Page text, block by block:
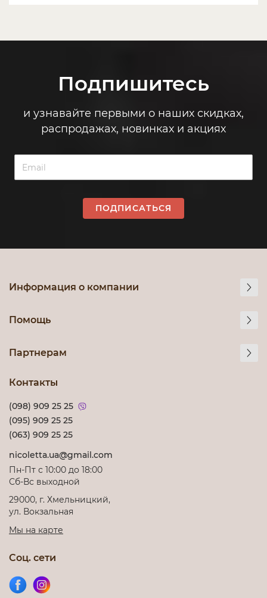
Подпишитесь
и узнавайте первыми о наших скидках,
распродажах, новинках и акциях
ПОДПИСАТЬСЯ
Информация о компании
Помощь
Партнерам
Контакты
(098) 909 25 25
(095) 909 25 25
(063) 909 25 25
nicoletta.ua@gmail.com
Пн-Пт с 10:00 до 18:00
Сб-Вс выходной
29000, г. Хмельницкий,
ул. Вокзальная
Мы на карте
Соц. сети